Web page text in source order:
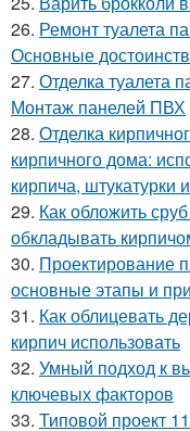
26. Ремонт туалета
Основные
27. Отделка туалета
Монтаж панелей ПВХ
28. Отделка
кирпичного дома:
кирпича, штукатурки
29. Как обложить
обкладывать
30. Проектирование
основные этапы и
31. Как облицевать
кирпич использовать
32. Умный подход к
ключевых факторов
33. Типовой проект